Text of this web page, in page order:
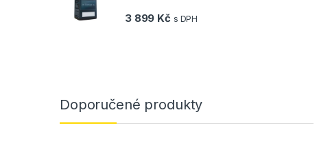
3 899 Kč s DPH
Doporučené produkty